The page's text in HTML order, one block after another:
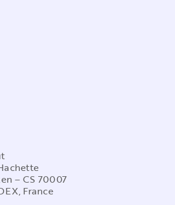
– CS 70007
France